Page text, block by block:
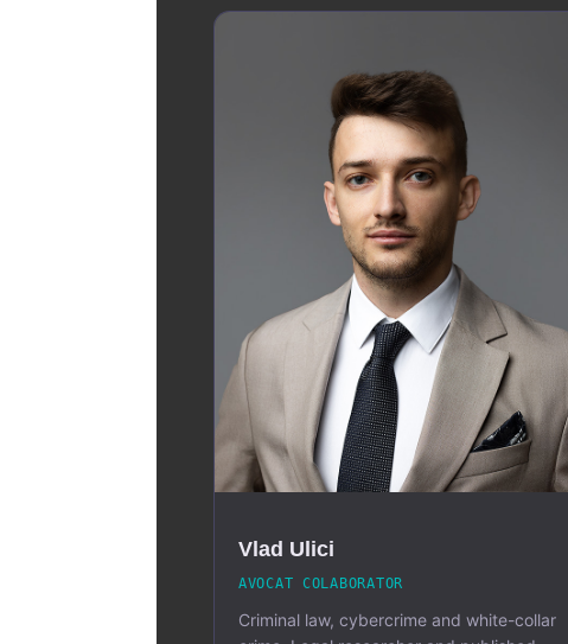
Vlad Ulici
AVOCAT COLABORATOR
Criminal law, cybercrime and white-collar